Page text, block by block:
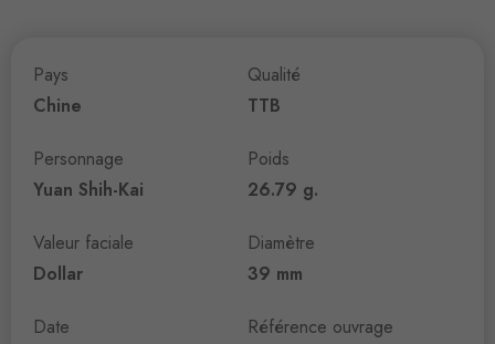
Pays
Chine
Personnage
Yuan Shih-Kai
Valeur faciale
Dollar
Date
Qualité
TTB
Poids
26.79 g.
Diamètre
39 mm
Référence ouvrage